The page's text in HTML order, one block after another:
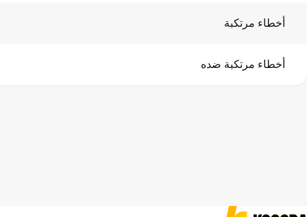
أخطاء مرتكبة
أخطاء مرتكبة ضده